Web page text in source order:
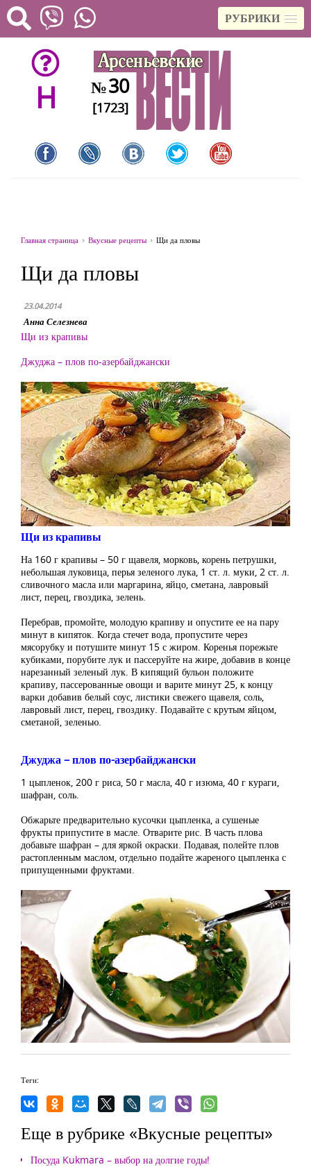
РУБРИКИ
H №30
[1723]
Главная страница Вкусные рецепты Щи да пловы
Щи да пловы
23.04.2014
Анна Селезнева
Щи из крапивы
Джуджа – плов по-азербайджански
Щи из крапивы
На 160 г крапивы – 50 г щавеля, морковь, корень петрушки,
небольшая луковица, перья зеленого лука, 1 ст. л. муки, 2 ст. л.
сливочного масла или маргарина, яйцо, сметана, лавровый
лист, перец, гвоздика, зелень.
Перебрав, промойте, молодую крапиву и опустите ее на пару
минут в кипяток. Когда стечет вода, пропустите через
мясорубку и потушите минут 15 с жиром. Коренья порежьте
кубиками, порубите лук и пассеруйте на жире, добавив в конце
нарезанный зеленый лук. В кипящий бульон положите
крапиву, пассерованные овощи и варите минут 25, к концу
варки добавив белый соус, листики свежего щавеля, соль,
лавровый лист, перец, гвоздику. Подавайте с крутым яйцом,
сметаной, зеленью.
Джуджа – плов по-азербайджански
1 цыпленок, 200 г риса, 50 г масла, 40 г изюма, 40 г кураги,
шафран, соль.
Обжарьте предварительно кусочки цыпленка, а сушеные
фрукты припустите в масле. Отварите рис. В часть плова
добавьте шафран – для яркой окраски. Подавая, полейте плов
растопленным маслом, отдельно подайте жареного цыпленка с
припущенными фруктами.
Теги:
Еще в рубрике «Вкусные рецепты»
Посуда Kukmara – выбор на долгие годы!